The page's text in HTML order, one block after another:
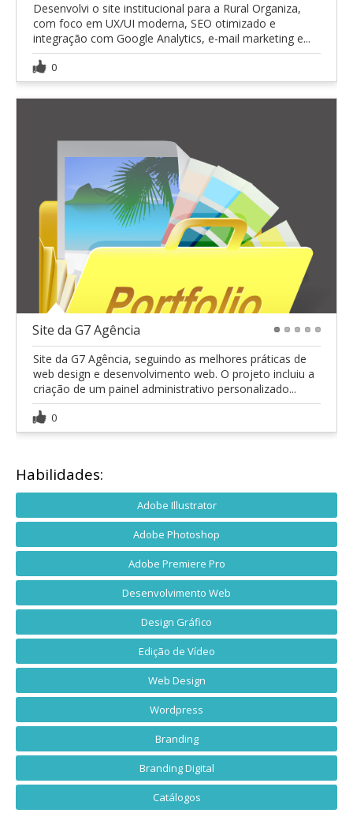
Desenvolvi o site institucional para a Rural Organiza,
com foco em UX/UI moderna, SEO otimizado e
integração com Google Analytics, e-mail marketing e...
0
Site da G7 Agência
Site da G7 Agência, seguindo as melhores práticas de
web design e desenvolvimento web. O projeto incluiu a
criação de um painel administrativo personalizado...
0
Habilidades:
Adobe Illustrator
Adobe Photoshop
Adobe Premiere Pro
Desenvolvimento Web
Design Gráfico
Edição de Vídeo
Web Design
Wordpress
Branding
Branding Digital
Catálogos